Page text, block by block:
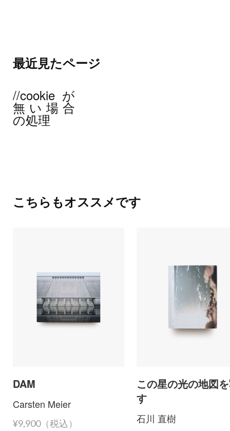
最近見たページ
//cookieが
無い場合
の処理
こちらもオススメです
DAM
Carsten Meier
¥9,900（税込）
この星の光の地図
す
石川 直樹